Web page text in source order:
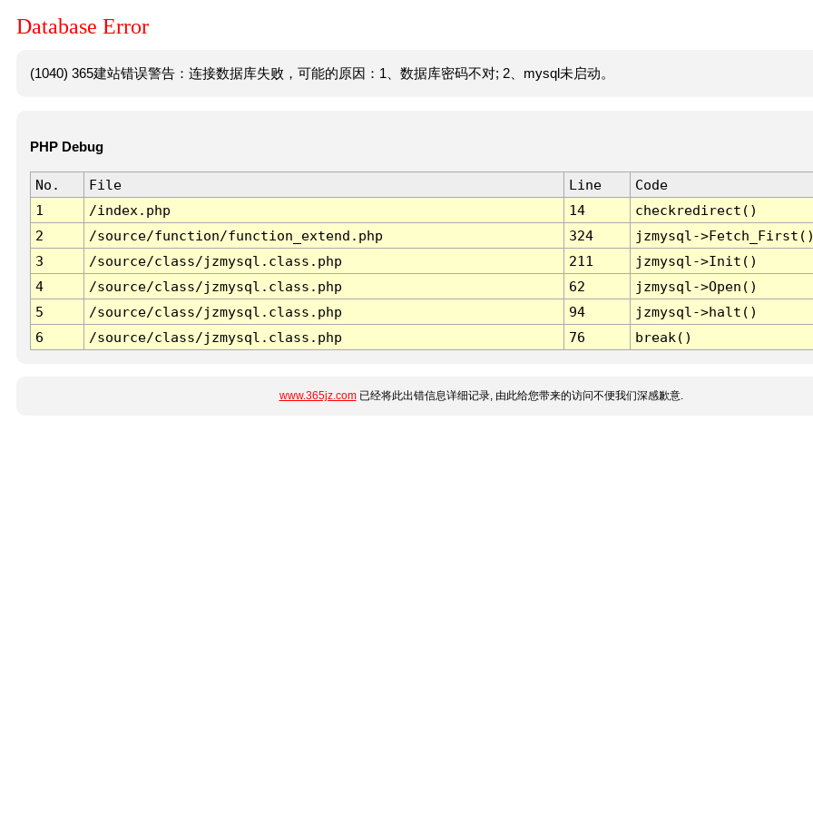
Database Error
(1040) 365建站错误警告：连接数据库失败，可能的原因：1、数据库密码不对; 2、mysql未启动。
PHP Debug
No. File Line
Code
1
/index.php 14
checkredirect()
2
/source/function/function_extend.php 324
jzmysql-
3
/source/class/jzmysql.class.php 211
jzmysql->Init()
4
/source/class/jzmysql.class.php 62
jzmysql->Open()
5
/source/class/jzmysql.class.php 94
jzmysql->halt()
6
/source/class/jzmysql.class.php 76 break()
www.365jz.com已经将此出错信息详细记录, 由此给您带来的访问不便我们深感歉意.